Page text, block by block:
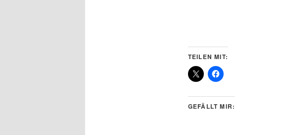
TEILEN MIT:
GEFÄLLT MIR: